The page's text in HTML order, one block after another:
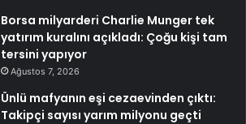
Borsa milyarderi Charlie Munger tek
yatırım kuralını açıkladı: Çoğu kişi tam
tersini yapıyor
Ağustos 7, 2026
Ünlü mafyanın eşi cezaevinden çıktı:
Takipçi sayısı yarım milyonu geçti